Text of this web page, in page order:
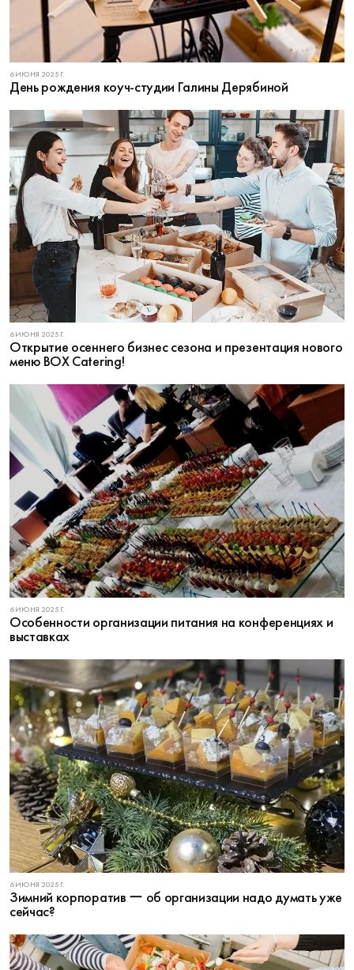
6 ИЮНЯ 2025 Г.
День рождения коуч-студии Галины Дерябиной
6 ИЮНЯ 2025 Г.
Открытие осеннего бизнес сезона и презентация нового
меню BOX Catering!
6 ИЮНЯ 2025 Г.
Особенности организации питания на конференциях и
выставках
6 ИЮНЯ 2025 Г.
Зимний корпоратив ー об организации надо думать уже
сейчас?